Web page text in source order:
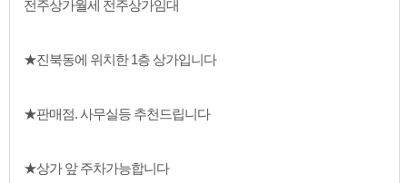
전주상가월세 전주상가임대
★진북동에 위치한 1층 상가입니다
★판매점. 사무실등 추천드립니다
★상가 앞 주차가능합니다